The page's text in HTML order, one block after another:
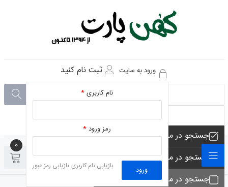
ورود به سایت
نام کاربری*
رمز ورود*
ورود بازیابی نام کاربری بازیابی رمز عبور
ثبت نام کنید
جستجو در مجموعه های فروشگاه
جستجو در محصولات فروشگاه
جستجو در مجموعه ها
0